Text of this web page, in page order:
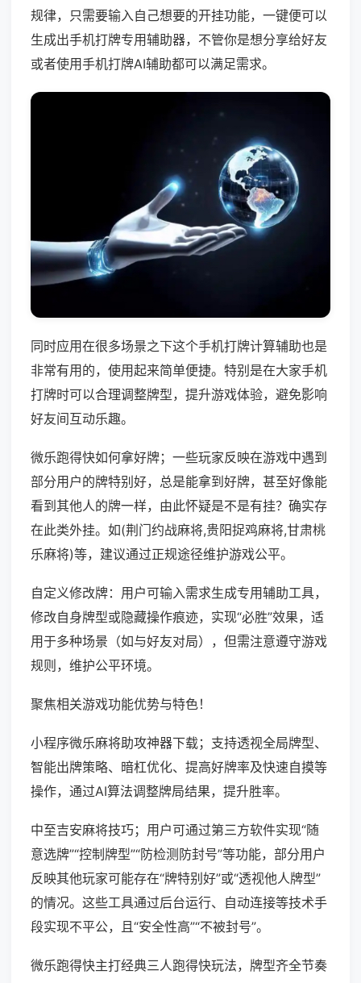
规律，只需要输入自己想要的开挂功能，一键便可以
生成出手机打牌专用辅助器，不管你是想分享给好友
或者使用手机打牌AI辅助都可以满足需求。
同时应用在很多场景之下这个手机打牌计算辅助也是
非常有用的，使用起来简单便捷。特别是在大家手机
打牌时可以合理调整牌型，提升游戏体验，避免影响
好友间互动乐趣。
微乐跑得快如何拿好牌；一些玩家反映在游戏中遇到
部分用户的牌特别好，总是能拿到好牌，甚至好像能
看到其他人的牌一样，由此怀疑是不是有挂？确实存
在此类外挂。如(荆门约战麻将,贵阳捉鸡麻将,甘肃桃
乐麻将)等，建议通过正规途径维护游戏公平。
自定义修改牌：用户可输入需求生成专用辅助工具，
修改自身牌型或隐藏操作痕迹，实现“必胜”效果，适
用于多种场景（如与好友对局），但需注意遵守游戏
规则，维护公平环境。
聚焦相关游戏功能优势与特色！
小程序微乐麻将助攻神器下载；支持透视全局牌型、
智能出牌策略、暗杠优化、提高好牌率及快速自摸等
操作，通过AI算法调整牌局结果，提升胜率。
中至吉安麻将技巧；用户可通过第三方软件实现“随
意选牌”“控制牌型”“防检测防封号”等功能，部分用户
反映其他玩家可能存在“牌特别好”或“透视他人牌型”
的情况。这些工具通过后台运行、自动连接等技术手
段实现不平公，且“安全性高”“不被封号”。
微乐跑得快主打经典三人跑得快玩法，牌型齐全节奏